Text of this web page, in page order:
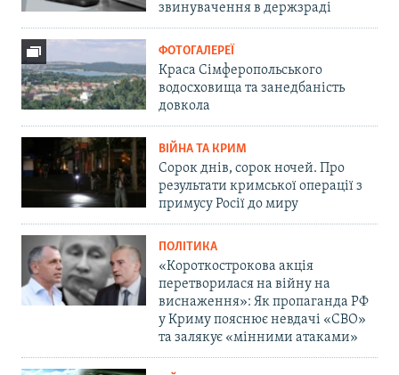
звинувачення в держзраді
ФОТОГАЛЕРЕЇ
Краса Сімферопольського
водосховища та занедбаність
довкола
ВІЙНА ТА КРИМ
Сорок днів, сорок ночей. Про
результати кримської операції з
примусу Росії до миру
ПОЛІТИКА
«Короткострокова акція
перетворилася на війну на
виснаження»: Як пропаганда РФ
у Криму пояснює невдачі «СВО»
та залякує «мінними атаками»